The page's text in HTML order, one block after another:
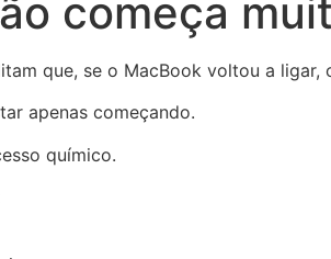
começa
que, se o MacBook voltou a ligar,
apenas começando.
químico.